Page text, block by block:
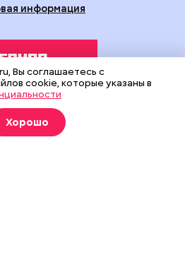
информация
поддержке Департамента
и рекламы города Москвы.
технологии
Вы соглашаетесь с
cookie, которые указаны в
Хорошо